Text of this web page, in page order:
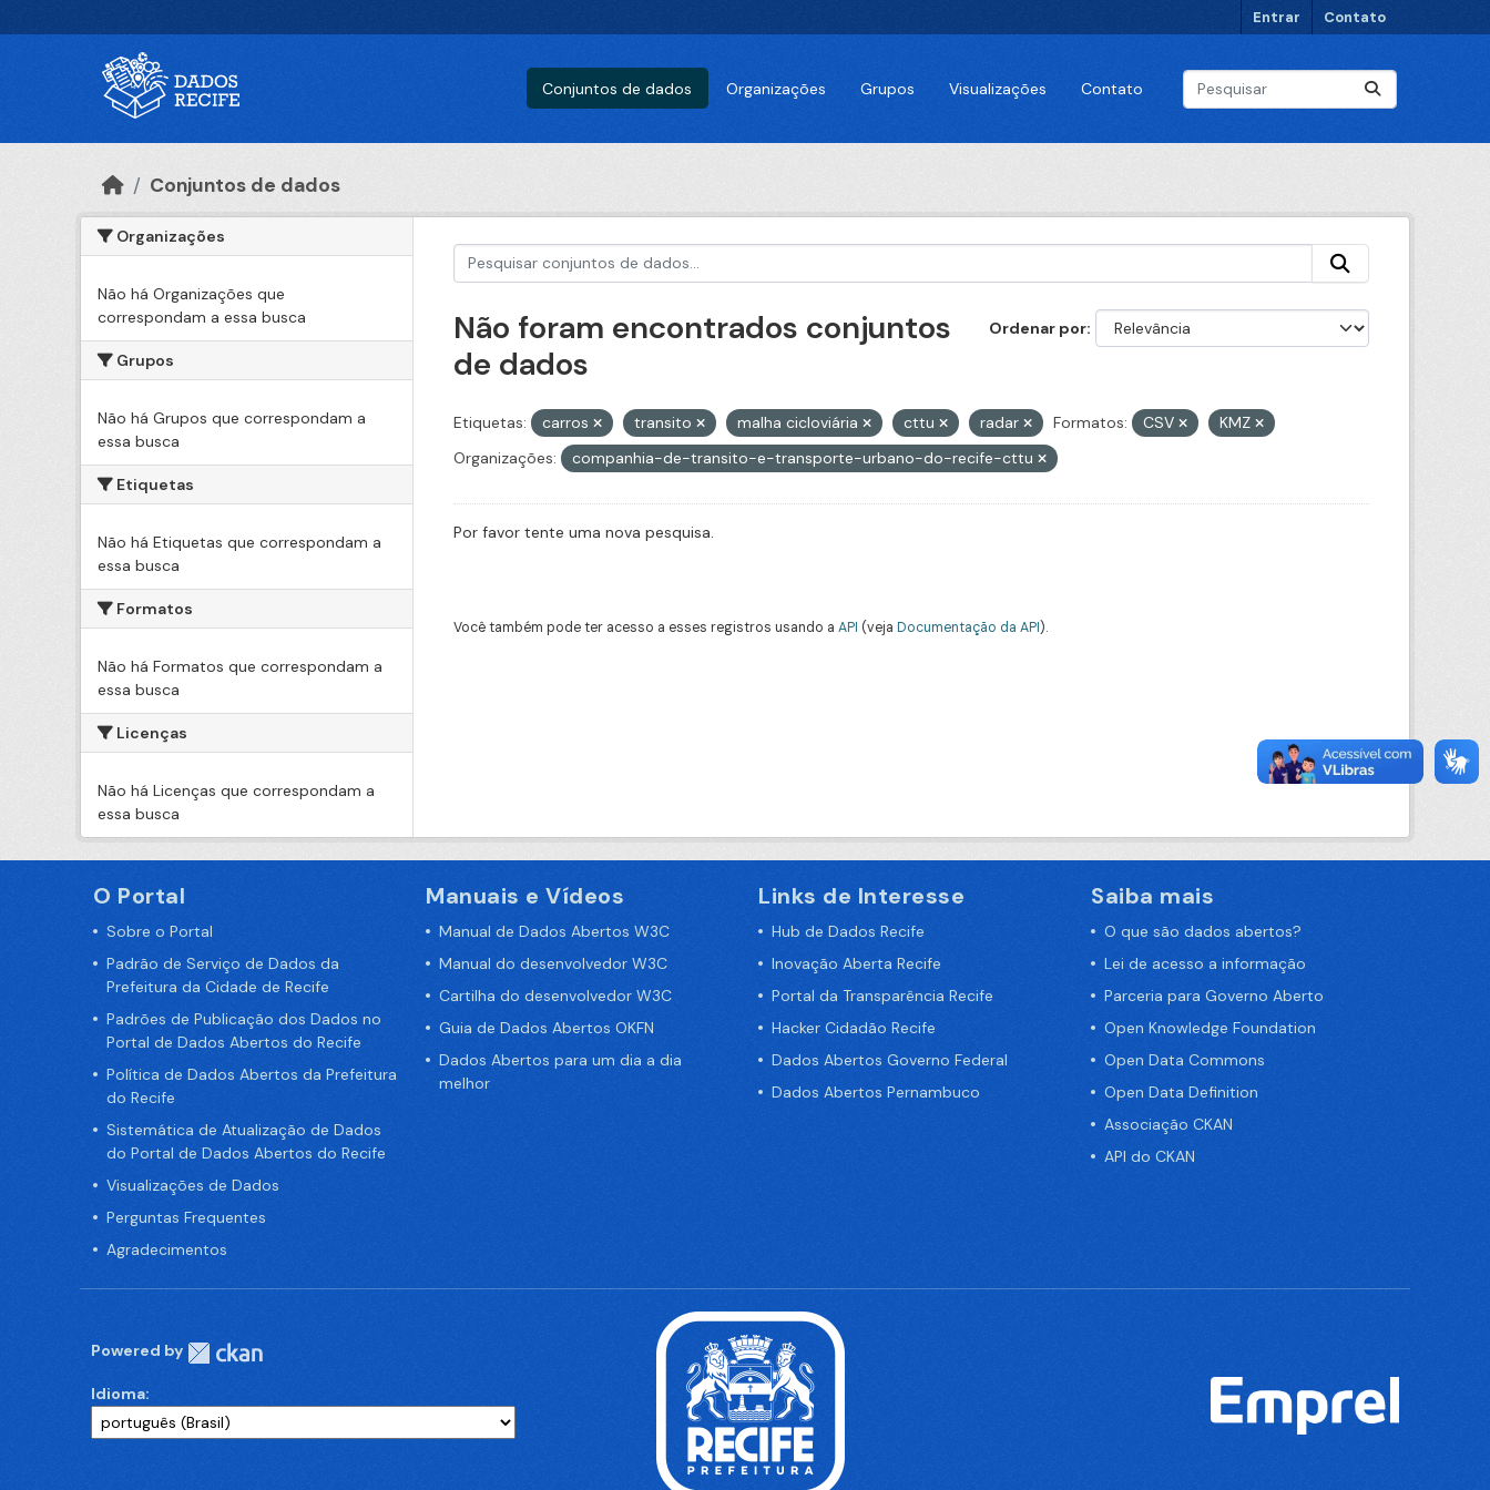
Entrar Contato
Conjuntos de dados Organizações Grupos Visualizações Contato
Conjuntos de dados
Organizações
Não há Organizações que
correspondam a essa busca
Grupos
Não há Grupos que correspondam a
essa busca
Etiquetas
Não há Etiquetas que correspondam a
essa busca
Formatos
Não há Formatos que correspondam a
essa busca
Licenças
Não há Licenças que correspondam a
essa busca
Ordenar por
Não foram encontrados conjuntos
de dados
Etiquetas: carros transito malha cicloviária cttu radar Formatos: CSV
KMZ
Organizações:
companhia-de-transito-e-transporte-urbano-do-recife-cttu
Por favor tente uma nova pesquisa.
Você também pode ter acesso a esses registros usando a API (veja Documentação da API).
O Portal
Sobre o Portal
Padrão de Serviço de Dados da
Prefeitura da Cidade de Recife
Padrões de Publicação dos Dados no
Portal de Dados Abertos do Recife
Política de Dados Abertos da Prefeitura
do Recife
Sistemática de Atualização de Dados
do Portal de Dados Abertos do Recife
Visualizações de Dados
Perguntas Frequentes
Agradecimentos
Manuais e Vídeos
Manual de Dados Abertos W3C
Manual do desenvolvedor W3C
Cartilha do desenvolvedor W3C
Guia de Dados Abertos OKFN
Dados Abertos para um dia a dia
melhor
Links de Interesse
Hub de Dados Recife
Inovação Aberta Recife
Portal da Transparência Recife
Hacker Cidadão Recife
Dados Abertos Governo Federal
Dados Abertos Pernambuco
Saiba mais
O que são dados abertos?
Lei de acesso a informação
Parceria para Governo Aberto
Open Knowledge Foundation
Open Data Commons
Open Data Definition
Associação CKAN
API do CKAN
Powered by
Idioma